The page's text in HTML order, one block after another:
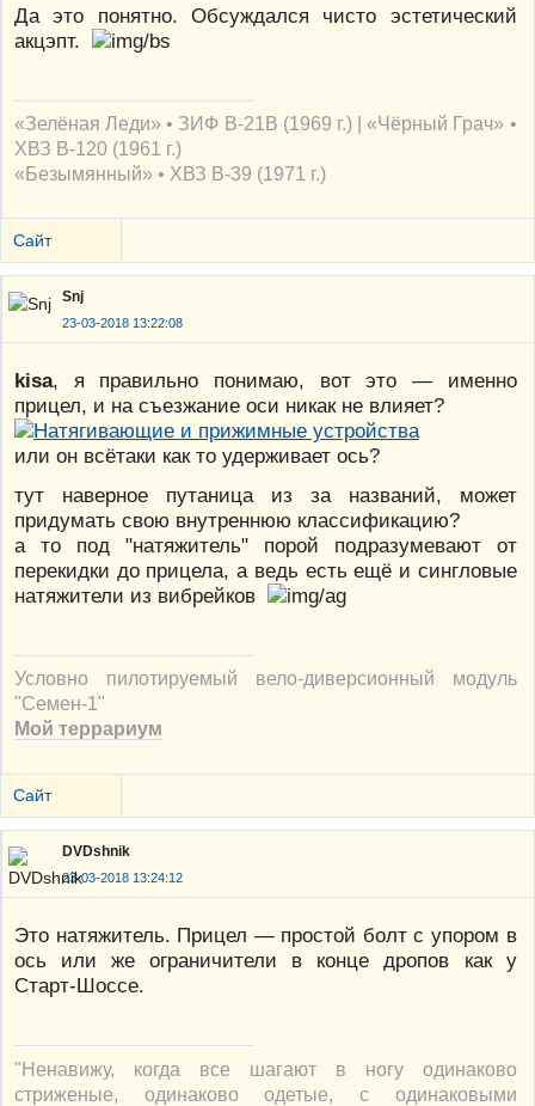
Да это понятно. Обсуждался чисто эстетический
акцэпт.
«Зелёная Леди» • ЗИФ В-21В (1969 г.) | «Чёрный Грач» •
ХВЗ В-120 (1961 г.)
«Безымянный» • ХВЗ В-39 (1971 г.)
Сайт
Snj
23-03-2018 13:22:08
kisa, я правильно понимаю, вот это — именно
прицел, и на съезжание оси никак не влияет?
или он всётаки как то удерживает ось?
тут наверное путаница из за названий, может
придумать свою внутреннюю классификацию?
а то под "натяжитель" порой подразумевают от
перекидки до прицела, а ведь есть ещё и сингловые
натяжители из вибрейков
Условно пилотируемый вело-диверсионный модуль
"Семен-1"
Мой террариум
Сайт
DVDshnik
23-03-2018 13:24:12
Это натяжитель. Прицел — простой болт с упором в
ось или же ограничители в конце дропов как у
Старт-Шоссе.
"Ненавижу, когда все шагают в ногу одинаково
стриженые, одинаково одетые, с одинаковыми